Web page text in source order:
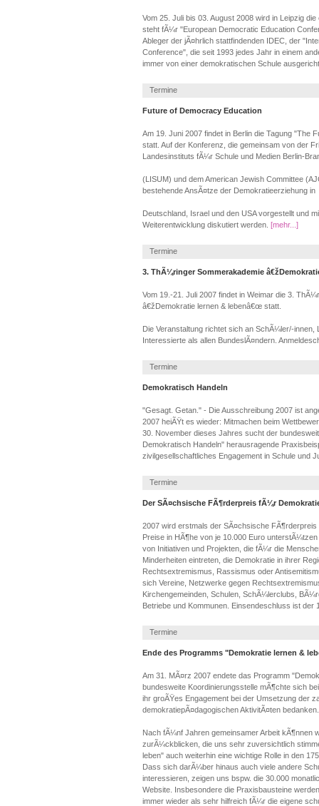
Vom 25. Juli bis 03. August 2008 wird in Leipzig
steht fÃ¼r "European Democratic Education
Ableger der jÃ¤hrlich stattfindenden IDEC, der
Conference", die seit 1993 jedes Jahr in einem
immer von einer demokratischen Schule
Termine
Future of Democracy Education
Am 19. Juni 2007 findet in Berlin die Tagung "The
statt. Auf der Konferenz, die gemeinsam von der
Landesinstituts fÃ¼r Schule und Medien Berlin-
(LISUM) und dem American Jewish Committee
bestehende AnsÃ¤tze der Demokratieerziehung in
Deutschland, Israel und den USA vorgestellt und
Weiterentwicklung diskutiert werden. [mehr...]
Termine
3. ThÃ¼ringer Sommerakademie
Vom 19.-21. Juli 2007 findet in Weimar die 3.
â€žDemokratie lernen & lebenâ€œ statt.
Die Veranstaltung richtet sich an SchÃ¼ler/-innen,
Interessierte als allen BundeslÃ¤ndern.
Termine
Demokratisch Handeln
"Gesagt. Getan." - Die Ausschreibung 2007 ist
2007 heiÃŸt es wieder: Mitmachen beim
30. November dieses Jahres sucht der
Demokratisch Handeln" herausragende
zivilgesellschaftliches Engagement in Schule und
Termine
Der SÃ¤chsische FÃ¶rderpreis fÃ¼r
2007 wird erstmals der SÃ¤chsische
Preise in HÃ¶he von je 10.000 Euro
von Initiativen und Projekten, die fÃ¼r die
Minderheiten eintreten, die Demokratie in ihrer
Rechtsextremismus, Rassismus oder
sich Vereine, Netzwerke gegen
Kirchengemeinden, Schulen, SchÃ¼lerclubs,
Betriebe und Kommunen. Einsendeschluss ist der
Termine
Ende des Programms "Demokratie lernen &
Am 31. MÃ¤rz 2007 endete das Programm
bundesweite Koordinierungsstelle mÃ¶chte sich
ihr groÃŸes Engagement bei der Umsetzung der
demokratiepÃ¤dagogischen AktivitÃ¤ten bedanken.
Nach fÃ¼nf Jahren gemeinsamer Arbeit kÃ¶nnen
zurÃ¼ckblicken, die uns sehr zuversichtlich
leben" auch weiterhin eine wichtige Rolle in den
Dass sich darÃ¼ber hinaus auch viele andere
interessieren, zeigen uns bspw. die 30.000
Website. Insbesondere die Praxisbausteine
immer wieder als sehr hilfreich fÃ¼r die eigene